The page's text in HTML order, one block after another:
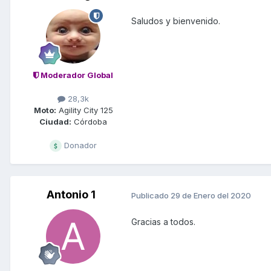
Moderador Global
28,3k
Moto: Agility City 125
Ciudad: Córdoba
Donador
Saludos y bienvenido.
Antonio 1 Publicado 29 de Enero del 2020
Gracias a todos.